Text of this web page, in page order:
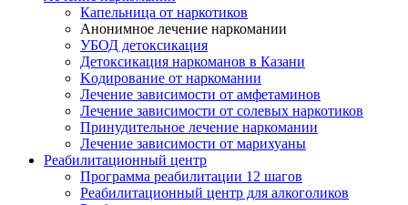
Капельница от наркотиков
Анонимное лечение наркомании
УБОД детоксикация
Детоксикация наркоманов в Казани
Kодирование от наркомании
Лечение зависимости от амфетаминов
Лечение зависимости от солевых наркотиков
Принудительное лечение наркомании
Лечение зависимости от марихуаны
Реабилитационный центр
Программа реабилитации 12 шагов
Реабилитационный центр для алкоголиков